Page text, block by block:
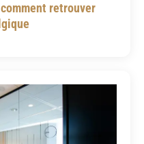
retrouver